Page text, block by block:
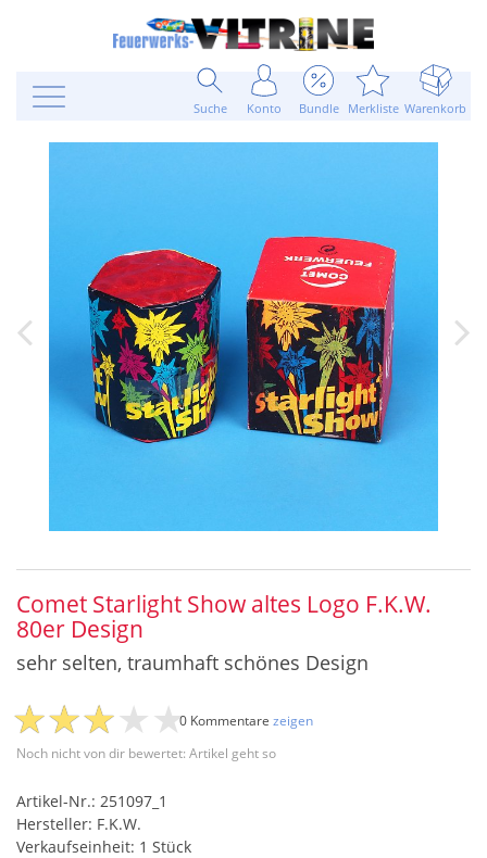
Suche Konto Bundle Merkliste Warenkorb
Comet Starlight Show altes Logo F.K.W.
80er Design
sehr selten, traumhaft schönes Design
Noch nicht von dir bewertet: Artikel geht so
0 Kommentare zeigen
Artikel-Nr.: 251097_1
Hersteller: F.K.W.
Verkaufseinheit: 1 Stück